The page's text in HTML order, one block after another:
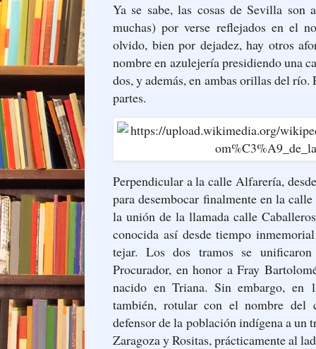
Ya se sabe, las cosas de Sevilla son
muchas) por verse reflejados en el
olvido, bien por dejadez, hay otros
nombre en azulejería presidiendo una
dos, y además, en ambas orillas del
partes.
Perpendicular a la calle Alfarería,
para desembocar finalmente en la
la unión de la llamada calle
conocida así desde tiempo
tejar. Los dos tramos se
Procurador, en honor a Fray
nacido en Triana. Sin embargo, en
también, rotular con el nombre del
defensor de la población indígena a un
Zaragoza y Rositas, prácticamente al